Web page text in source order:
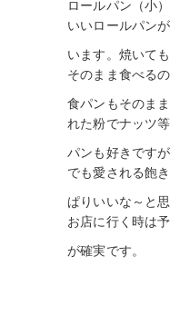
ロールパン（小
いいロールパンが
います。焼いて
そのま ま食べる
食パンもそのま
れた粉でナッツ
パンも好き です
でも愛される飽
ぱりいいな～と思
お店に行く時は
が確実です。